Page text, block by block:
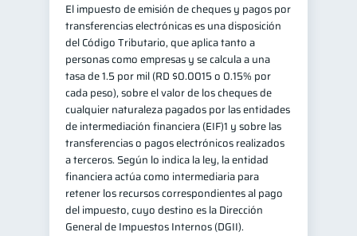
El impuesto de emisión de cheques y pagos por
transferencias electrónicas es una disposición
del Código Tributario, que aplica tanto a
personas como empresas y se calcula a una
tasa de 1.5 por mil (RD $0.0015 o 0.15% por
cada peso), sobre el valor de los cheques de
cualquier naturaleza pagados por las entidades
de intermediación financiera (EIF)1 y sobre las
transferencias o pagos electrónicos realizados
a terceros. Según lo indica la ley, la entidad
financiera actúa como intermediaria para
retener los recursos correspondientes al pago
del impuesto, cuyo destino es la Dirección
General de Impuestos Internos (DGII).